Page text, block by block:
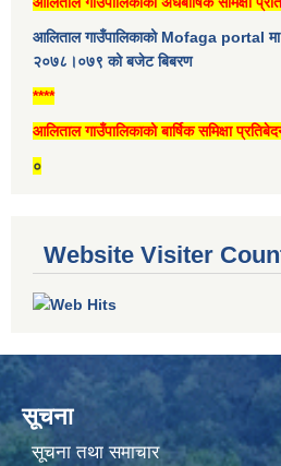
आलिताल गाउँपालिकाको Mofaga portal मा
२०७८।०७९ को बजेट बिबरण
****
आलिताल गाउँपालिकाको बार्षिक समिक्षा
०
Website Visiter
सूचना
सूचना तथा समाचार